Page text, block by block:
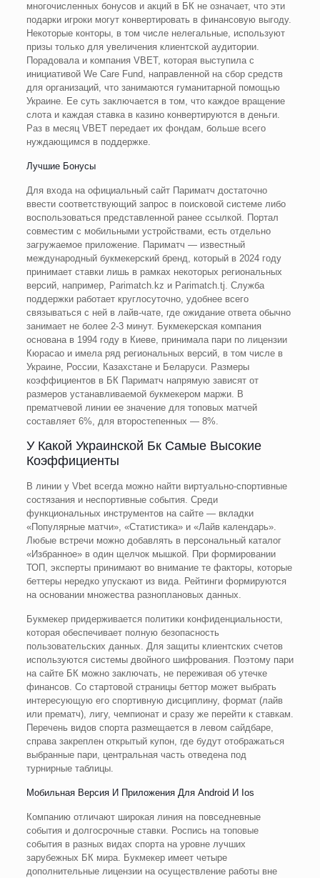
многочисленных бонусов и акций в БК не означает, что эти
подарки игроки могут конвертировать в финансовую выгоду.
Некоторые конторы, в том числе нелегальные, используют
призы только для увеличения клиентской аудитории.
Порадовала и компания VBET, которая выступила с
инициативой We Care Fund, направленной на сбор средств
для организаций, что занимаются гуманитарной помощью
Украине. Ее суть заключается в том, что каждое вращение
слота и каждая ставка в казино конвертируются в деньги.
Раз в месяц VBET передает их фондам, больше всего
нуждающимся в поддержке.
Лучшие Бонусы
Для входа на официальный сайт Париматч достаточно
ввести соответствующий запрос в поисковой системе либо
воспользоваться представленной ранее ссылкой. Портал
совместим с мобильными устройствами, есть отдельно
загружаемое приложение. Париматч — известный
международный букмекерский бренд, который в 2024 году
принимает ставки лишь в рамках некоторых региональных
версий, например, Parimatch.kz и Parimatch.tj. Служба
поддержки работает круглосуточно, удобнее всего
связываться с ней в лайв-чате, где ожидание ответа обычно
занимает не более 2-3 минут. Букмекерская компания
основана в 1994 году в Киеве, принимала пари по лицензии
Кюрасао и имела ряд региональных версий, в том числе в
Украине, России, Казахстане и Беларуси. Размеры
коэффициентов в БК Париматч напрямую зависят от
размеров устанавливаемой букмекером маржи. В
прематчевой линии ее значение для топовых матчей
составляет 6%, для второстепенных — 8%.
У Какой Украинской Бк Самые Высокие
Коэффициенты
В линии у Vbet всегда можно найти виртуально-спортивные
состязания и неспортивные события. Среди
функциональных инструментов на сайте — вкладки
«Популярные матчи», «Статистика» и «Лайв календарь».
Любые встречи можно добавлять в персональный каталог
«Избранное» в один щелчок мышкой. При формировании
ТОП, эксперты принимают во внимание те факторы, которые
беттеры нередко упускают из вида. Рейтинги формируются
на основании множества разноплановых данных.
Букмекер придерживается политики конфиденциальности,
которая обеспечивает полную безопасность
пользовательских данных. Для защиты клиентских счетов
используются системы двойного шифрования. Поэтому пари
на сайте БК можно заключать, не переживая об утечке
финансов. Со стартовой страницы беттор может выбрать
интересующую его спортивную дисциплину, формат (лайв
или прематч), лигу, чемпионат и сразу же перейти к ставкам.
Перечень видов спорта размещается в левом сайдбаре,
справа закреплен открытый купон, где будут отображаться
выбранные пари, центральная часть отведена под
турнирные таблицы.
Мобильная Версия И Приложения Для Android И Ios
Компанию отличают широкая линия на повседневные
события и долгосрочные ставки. Роспись на топовые
события в разных видах спорта на уровне лучших
зарубежных БК мира. Букмекер имеет четыре
дополнительные лицензии на осуществление работы вне